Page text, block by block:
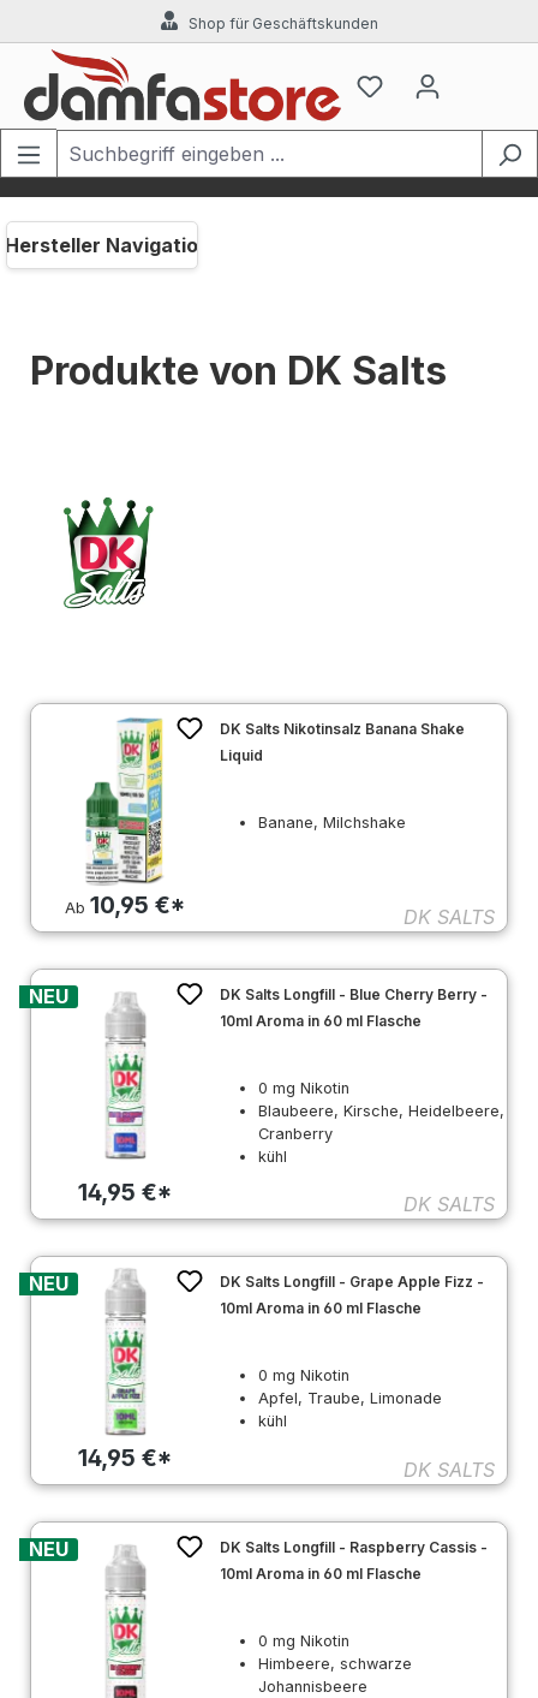
Zum Hauptinhalt springenShop für Geschäftskunden
Hersteller Navigation
Produkte von DK Salts
Ab10,95 €*
DK Salts Nikotinsalz Banana Shake
Liquid
Banane, Milchshake
DK SALTS
NEU
14,95 €*
DK Salts Longfill - Blue Cherry Berry -
10ml Aroma in 60 ml Flasche
0 mg Nikotin
Blaubeere, Kirsche, Heidelbeere,
Cranberry
kühl
DK SALTS
NEU
14,95 €*
DK Salts Longfill - Grape Apple Fizz -
10ml Aroma in 60 ml Flasche
0 mg Nikotin
Apfel, Traube, Limonade
kühl
DK SALTS
NEU
DK Salts Longfill - Raspberry Cassis -
10ml Aroma in 60 ml Flasche
0 mg Nikotin
Himbeere, schwarze
Johannisbeere